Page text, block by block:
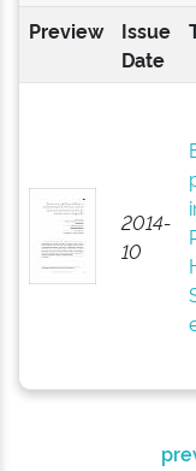
Preview
Issue
Date
2014-
10